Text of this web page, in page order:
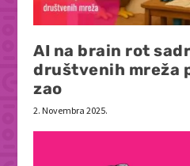
AI na brain rot
društvenih mreža
zao
2. Novembra 2025.